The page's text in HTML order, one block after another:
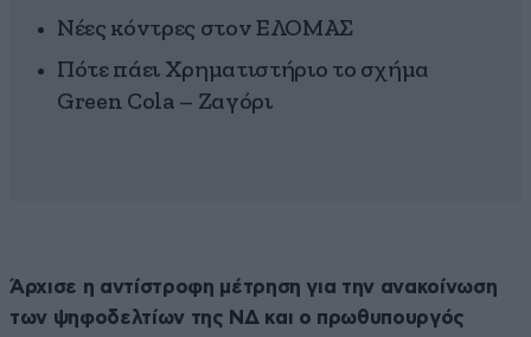
Νέες κόντρες στον ΕΛΟΜΑΣ
Πότε πάει Χρηματιστήριο το σχήμα
Green Cola – Ζαγόρι
Άρχισε η αντίστροφη μέτρηση για την ανακοίνωση
των ψηφοδελτίων της ΝΔ και ο πρωθυπουργός